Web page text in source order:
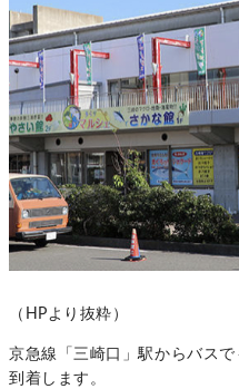
（HPより抜粋）
京急線「三崎口」駅からバス
到着します。